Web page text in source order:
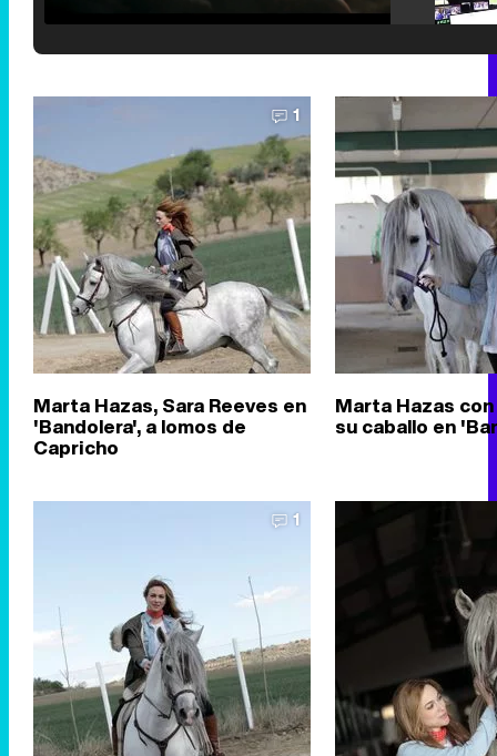
1
Marta Hazas, Sara Reeves en
'Bandolera', a lomos de
Capricho
Marta Hazas
su caballo en
1